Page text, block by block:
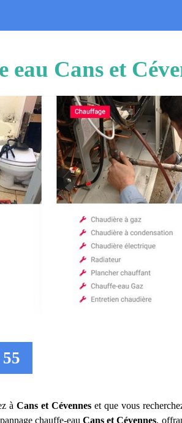
Cans et
à Cans et Cévennes et que vous
chauffe-eauCans et Cévennes,